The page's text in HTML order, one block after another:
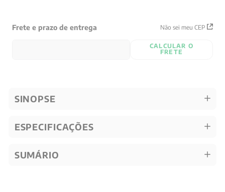
Frete e prazo de entrega Não sei meu CEP
CALCULAR O
FRETE
SINOPSE
ESPECIFICAÇÕES
SUMÁRIO